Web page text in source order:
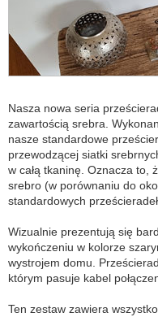
Nasza nowa seria
zawartością srebra.
nasze standardowe
przewodzącej siatki
w całą tkaninę. Oznacza to,
srebro (w porównaniu do
standardowych
Wizualnie prezentują się
wykończeniu w kolorze
wystrojem domu.
którym pasuje kabel
Ten zestaw zawiera